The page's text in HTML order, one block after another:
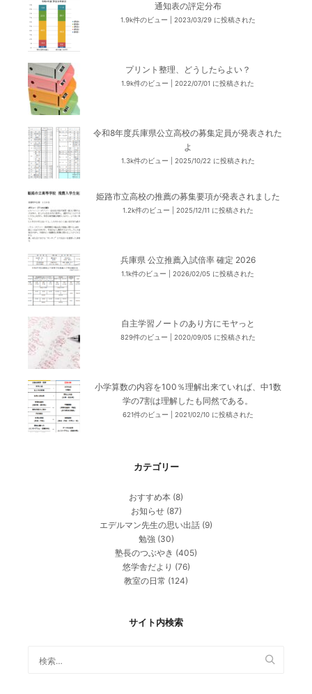
通知表の評定分布
1.9k件のビュー 2023/03/29 に投稿された
プリント整理、どうしたらよい？
1.9k件のビュー 2022/07/01 に投稿された
令和8年度兵庫県公立高校の募集定員が発表された
よ
1.3k件のビュー 2025/10/22 に投稿された
姫路市立高校の推薦の募集要項が発表されました
1.2k件のビュー 2025/12/11 に投稿された
兵庫県 公立推薦入試倍率 確定 2026
1.1k件のビュー 2026/02/05 に投稿された
自主学習ノートのあり方にモヤっと
829件のビュー 2020/09/05 に投稿された
小学算数の内容を100％理解出来ていれば、中1数
学の7割は理解したも同然である。
621件のビュー 2021/02/10 に投稿された
カテゴリー
おすすめ本 (8)
お知らせ(87)
エデルマン先生の思い出話 (9)
勉強 (30)
塾長のつぶやき (405)
悠学舎だより (76)
教室の日常 (124)
サイト内検索